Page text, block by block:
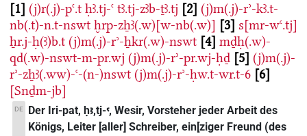
1 (j)r(.j)-pꜥ.t ḥꜣ.tj-ꜥ tꜣ.tj-zꜣb-ṯꜣ.tj 2 (j)m(.j)-rʾ-kꜣ.t-
nb(.t)-n.t-nswt ḫrp-zẖꜣ(.w)[w-nb(.w)] 3 s[mr-wꜥ.tj]
ẖr.j-ḥ(ꜣ)b.t (j)m(.j)-rʾ-ẖkr(.w)-nswt 4 mḏḥ(.w)-
qd(.w)-nswt-m-pr.wj (j)m(.j)-rʾ-pr.wj-ḥḏ 5 (j)m(.j)-
rʾ-zẖꜣ(.ww)-ꜥ-(n-)nswt (j)m(.j)-rʾ-ḥw.t-wr.t-6 6
[Snḏm-jb]
DE
Der Iri-pat, ḥꜣ,tj-ꜥ, Wesir, Vorsteher jeder Arbeit des
Königs, Leiter [aller] Schreiber, ein[ziger Freund (des